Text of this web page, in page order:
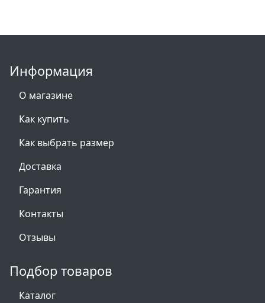
Информация
О магазине
Как купить
Как выбрать размер
Доставка
Гарантия
Контакты
Отзывы
Подбор товаров
Каталог